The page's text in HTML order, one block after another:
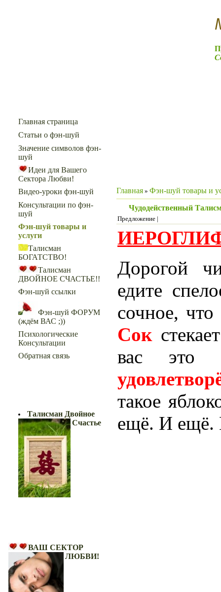
Главная страница
Статьи о фэн-шуй
Значение символов фэн-
шуй
Идеи для Вашего
Сектора Любви!
Видео-уроки фэн-шуй
Консультации по фэн-
шуй
Фэн-шуй товары и
услуги
Талисман
БОГАТСТВО!
Талисман
ДВОЙНОЕ СЧАСТЬЕ!!
Фэн-шуй ссылки
Фэн-шуй ФОРУМ
(ждём ВАС ;))
Психологические
Консультации
Обратная связь
Талисман Двойное
Счастье
ВАШ СЕКТОР
ЛЮБВИ!
Главная » Фэн-шуй товары и
Чудодейственный
Предложение |
Дорогой
едите
сочное, что
Сок
вас это
такое
ещё. И